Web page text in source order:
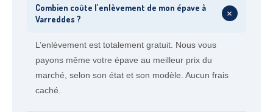
Combien coûte l’enlèvement de mon épave à
Varreddes ?
+
L’enlèvement est totalement gratuit. Nous vous
payons même votre épave au meilleur prix du
marché, selon son état et son modèle. Aucun frais
caché.